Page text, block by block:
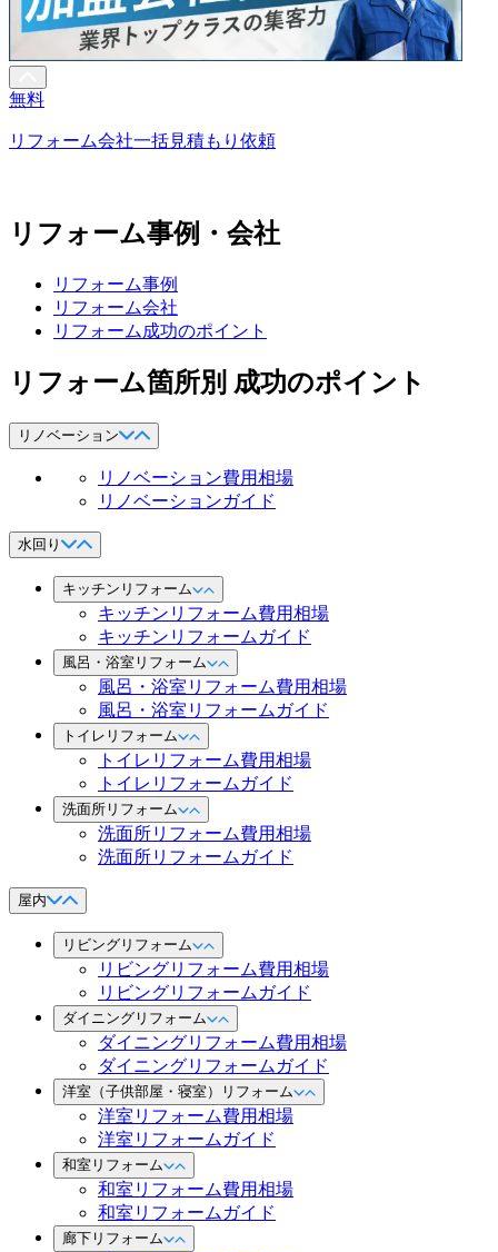
無料
リフォーム会社一括見積もり依頼
リフォーム事例・会社
リフォーム事例
リフォーム会社
リフォーム成功のポイント
リフォーム箇所別 成功のポイント
リノベーション
リノベーション費用相場
リノベーションガイド
水回り
キッチンリフォーム
キッチンリフォーム費用相場
キッチンリフォームガイド
風呂・浴室リフォーム
風呂・浴室リフォーム費用相場
風呂・浴室リフォームガイド
トイレリフォーム
トイレリフォーム費用相場
トイレリフォームガイド
洗面所リフォーム
洗面所リフォーム費用相場
洗面所リフォームガイド
屋内
リビングリフォーム
リビングリフォーム費用相場
リビングリフォームガイド
ダイニングリフォーム
ダイニングリフォーム費用相場
ダイニングリフォームガイド
洋室（子供部屋・寝室）リフォーム
洋室リフォーム費用相場
洋室リフォームガイド
和室リフォーム
和室リフォーム費用相場
和室リフォームガイド
廊下リフォーム